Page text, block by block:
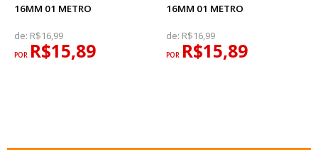
16MM 01 METRO
de: R$16,99
POR R$15,89
16MM 01 METRO
de: R$16,99
POR R$15,89